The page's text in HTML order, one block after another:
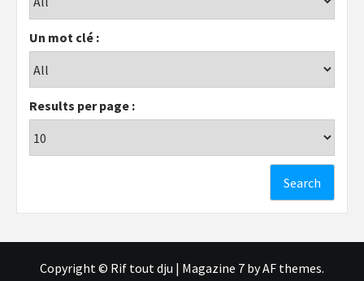
Un mot clé :
Results per page :
Copyright © Rif tout dju | Magazine 7 by AF themes.